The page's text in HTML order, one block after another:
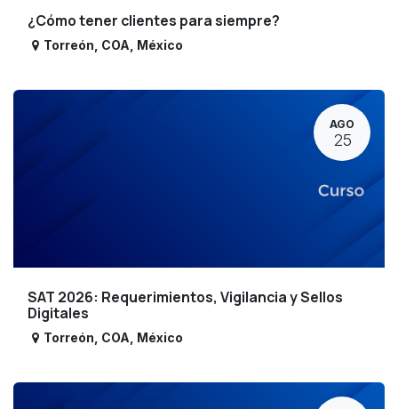
¿Cómo tener clientes para siempre?
Torreón COA México
AGO
25
SAT 2026: Requerimientos, Vigilancia y Sellos
Digitales
Torreón COA México